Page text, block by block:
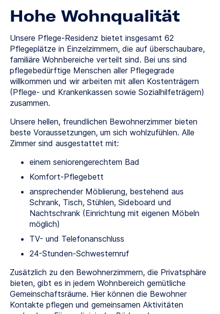
Hohe Wohnqualität
Unsere Pflege-Residenz bietet insgesamt 62
Pflegeplätze in Einzelzimmern, die auf überschaubare,
familiäre Wohnbereiche verteilt sind. Bei uns sind
pflegebedürftige Menschen aller Pflegegrade
willkommen und wir arbeiten mit allen Kostenträgern
(Pflege- und Krankenkassen sowie Sozialhilfeträgern)
zusammen.
Unsere hellen, freundlichen Bewohnerzimmer bieten
beste Voraussetzungen, um sich wohlzufühlen. Alle
Zimmer sind ausgestattet mit:
einem seniorengerechtem Bad
Komfort-Pflegebett
ansprechender Möblierung, bestehend aus
Schrank, Tisch, Stühlen, Sideboard und
Nachtschrank (Einrichtung mit eigenen Möbeln
möglich)
TV- und Telefonanschluss
24-Stunden-Schwesternruf
Zusätzlich zu den Bewohnerzimmern, die Privatsphäre
bieten, gibt es in jedem Wohnbereich gemütliche
Gemeinschaftsräume. Hier können die Bewohner
Kontakte pflegen und gemeinsamen Aktivitäten